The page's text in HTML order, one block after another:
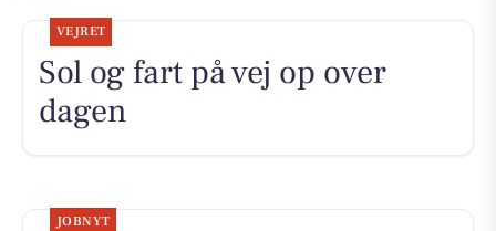
VEJRET
Sol og fart på vej op over
dagen
JOBNYT